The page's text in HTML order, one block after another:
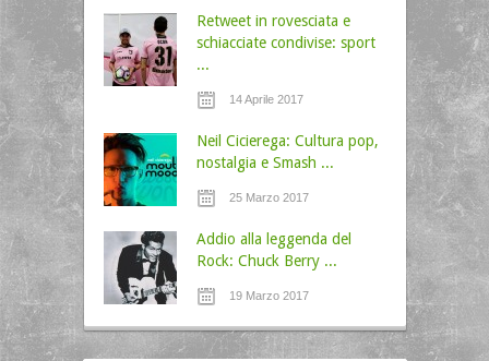
Retweet in rovesciata e
schiacciate condivise: sport
...
14 Aprile 2017
Neil Cicierega: Cultura pop,
nostalgia e Smash ...
25 Marzo 2017
Addio alla leggenda del
Rock: Chuck Berry ...
19 Marzo 2017